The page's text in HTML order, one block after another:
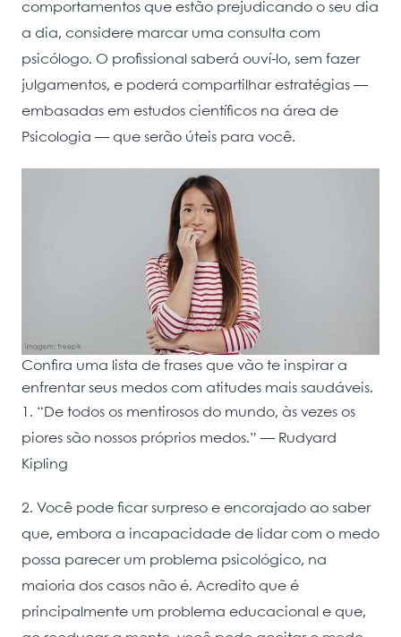
comportamentos que estão prejudicando o seu dia
a dia, considere marcar uma consulta com
psicólogo. O profissional saberá ouví-lo, sem fazer
julgamentos, e poderá compartilhar estratégias —
embasadas em estudos científicos na área de
Psicologia — que serão úteis para você.
Confira uma lista de frases que vão te inspirar a
enfrentar seus medos com atitudes mais saudáveis.
1. “De todos os mentirosos do mundo, às vezes os
piores são nossos próprios medos.” — Rudyard
Kipling
2. Você pode ficar surpreso e encorajado ao saber
que, embora a incapacidade de lidar com o medo
possa parecer um problema psicológico, na
maioria dos casos não é. Acredito que é
principalmente um problema educacional e que,